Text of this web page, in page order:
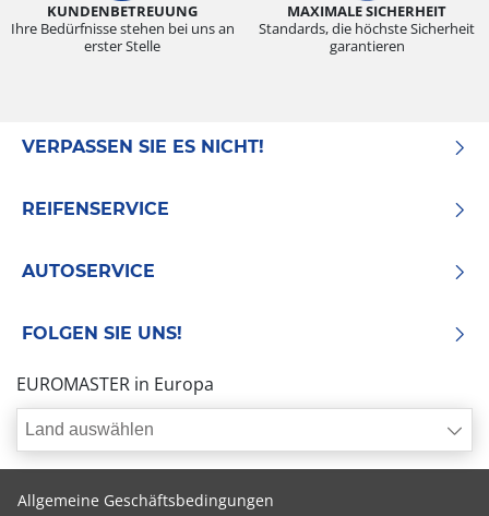
KUNDENBETREUUNG
Ihre Bedürfnisse stehen bei uns an
erster Stelle
MAXIMALE SICHERHEIT
Standards, die höchste Sicherheit
garantieren
VERPASSEN SIE ES NICHT!
REIFENSERVICE
AUTOSERVICE
FOLGEN SIE UNS!
EUROMASTER in Europa
Land auswählen
Allgemeine Geschäftsbedingungen